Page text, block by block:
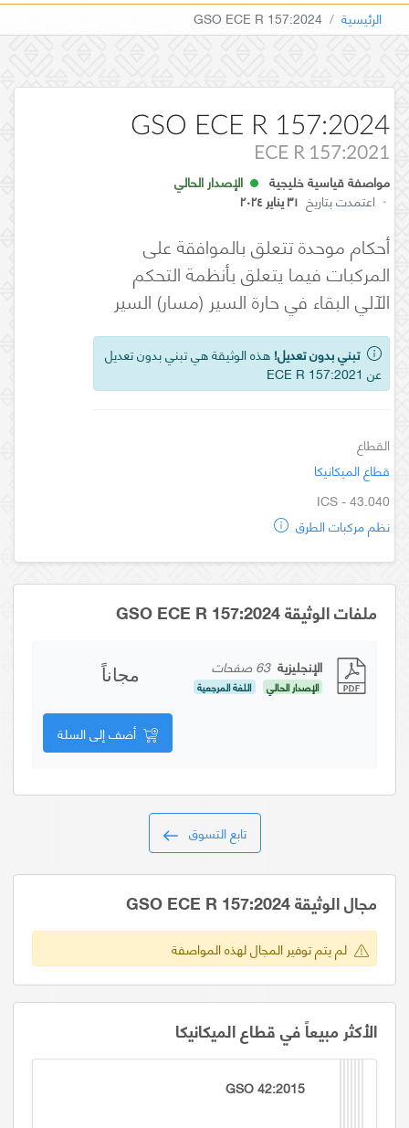
الرئيسية GSO ECE R 157:2024
GSO ECE R 157:2024
ECE R 157:2021
مواصفة قياسية خليجية
الإصدار الحالي
· اعتمدت بتاريخ ٣١ يناير ٢٠٢٤
أحكام موحدة تتعلق بالموافقة على
المركبات فيما يتعلق بأنظمة التحكم
الآلي البقاء في حارة السير (مسار) السير
تبني بدون تعديل! هذه الوثيقة هي تبني بدون تعديل
عن ECE R 157:2021
القطاع
قطاع الميكانيكا
ICS - 43.040
نظم مركبات الطرق
ملفات الوثيقة GSO ECE R 157:2024
الإنجليزية 63 صفحات
الإصدار الحالي اللغة المرجعية
مجاناً
أضف إلى السلة
تابع التسوق
مجال الوثيقة GSO ECE R 157:2024
لم يتم توفير المجال لهذه المواصفة
الأكثر مبيعاً في قطاع الميكانيكا
GSO 42:2015